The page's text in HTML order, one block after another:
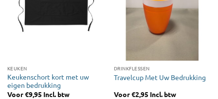
KEUKEN
Keukenschort kort met uw
eigen bedrukking
Voor€9,95 Incl. btw
DRINKFLESSEN
Travelcup Met Uw Bedrukking
Voor€2,95 Incl. btw